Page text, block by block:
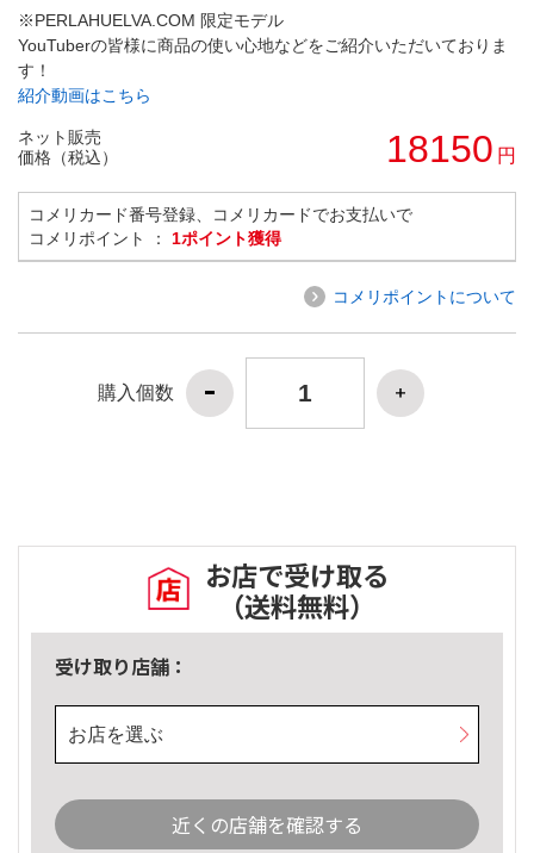
※PERLAHUELVA.COM 限定モデル
YouTuberの皆様に商品の使い心地などをご紹介いただいておりま
す！
紹介動画はこちら
ネット販売
価格（税込）
18150 円
コメリカード番号登録、コメリカードでお支払いで
コメリポイント ： 1ポイント獲得
コメリポイントについて
購入個数
お店で受け取る
（送料無料）
受け取り店舗：
お店を選ぶ
近くの店舗を確認する